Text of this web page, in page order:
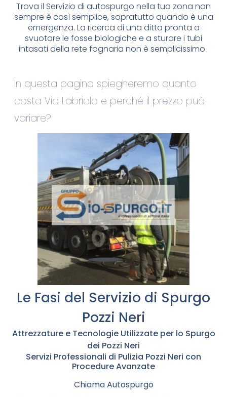
Trova il Servizio di autospurgo nella tua zona non
sempre è così semplice, sopratutto quando è una
emergenza. La ricerca di una ditta pronta a
svuotare le fosse biologiche e a sturare i tubi
intasati della rete fognaria non è semplicissimo.
In questa pagina spiegheremo quanto
costa Via Labriola e perché il prezzo può
variare?
Le Fasi del Servizio di Spurgo
Pozzi Neri
Attrezzature e Tecnologie Utilizzate per lo Spurgo
dei Pozzi Neri
Servizi Professionali di Pulizia Pozzi Neri con
Procedure Avanzate
Chiama Autospurgo